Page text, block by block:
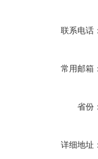
联系电话
常用邮箱
省份
详细地址